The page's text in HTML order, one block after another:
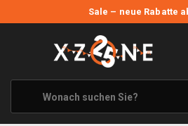
Sale – neue Rabatte
ANGEBOTE
ALLE MARKEN
XZONE ORIGINALS
KLEIDUNG & ACCESSOIRES